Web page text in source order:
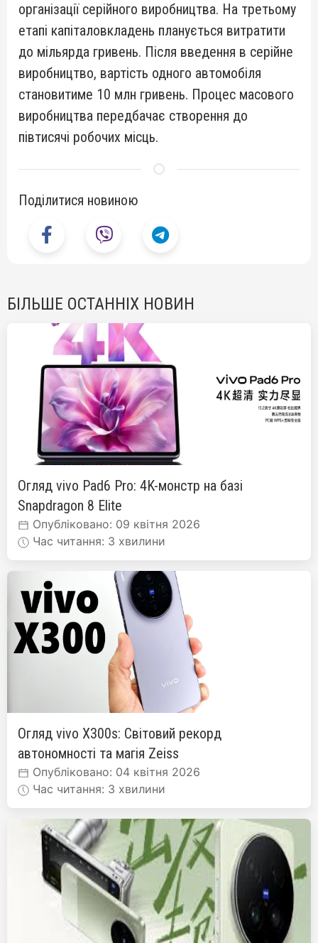
організації серійного виробництва. На третьому
етапі капіталовкладень планується витратити
до мільярда гривень. Після введення в серійне
виробництво, вартість одного автомобіля
становитиме 10 млн гривень. Процес масового
виробництва передбачає створення до
півтисячі робочих місць.
Поділитися новиною
БІЛЬШЕ ОСТАННІХ НОВИН
Огляд vivo Pad6 Pro: 4K-монстр на базі
Snapdragon 8 Elite
Опубліковано: 09 квітня 2026
Час читання: 3 хвилини
Огляд vivo X300s: Світовий рекорд
автономності та магія Zeiss
Опубліковано: 04 квітня 2026
Час читання: 3 хвилини